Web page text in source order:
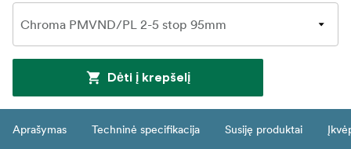
Dėti į krepšelį
Aprašymas Techninė specifikacija Susiję produktai